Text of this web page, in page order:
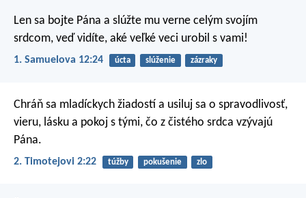
Len sa bojte Pána a slúžte mu verne celým svojím
srdcom, veď vidíte, aké veľké veci urobil s vami!
1. Samuelova 12:24 úcta slúženie zázraky
Chráň sa mladíckych žiadostí a usiluj sa o spravodlivosť,
vieru, lásku a pokoj s tými, čo z čistého srdca vzývajú
Pána.
2. Timotejovi 2:22 túžby pokušenie zlo